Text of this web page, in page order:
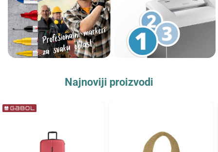
Najnoviji proizvodi